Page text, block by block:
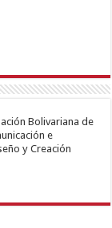
Bolivariana de
e
y Creación